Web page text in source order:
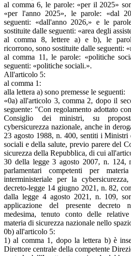
al comma 6, le parole: «per il 2025»
«per l'anno 2025», le parole: «dal
seguenti: «dall'anno 2026,» e le
sostituite dalle seguenti: «area degli
al comma 8, lettere a) e b), le
ricorrono, sono sostituite dalle seguenti:
al comma 11, le parole: «politiche
seguenti: «politiche sociali.».
All'articolo 5:
al comma 1:
alla lettera a) sono premesse le seguenti:
«0a) all'articolo 3, comma 2, dopo il
seguente: "Con regolamento adottato
Consiglio dei ministri, su
cybersicurezza nazionale, anche in
23 agosto 1988, n. 400, sentiti i
sociali e della salute, previo parere del
sicurezza della Repubblica, di cui
30 della legge 3 agosto 2007, n. 124,
parlamentari competenti per
interministeriale per la
decreto-legge 14 giugno 2021, n. 82,
dalla legge 4 agosto 2021, n. 109,
applicazione del presente decreto
medesima, tenuto conto delle
materia di sicurezza nazionale nello
0b) all'articolo 5:
1) al comma 1, dopo la lettera b) è
Direttore centrale della competente